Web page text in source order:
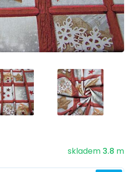
skladem 3.8 m